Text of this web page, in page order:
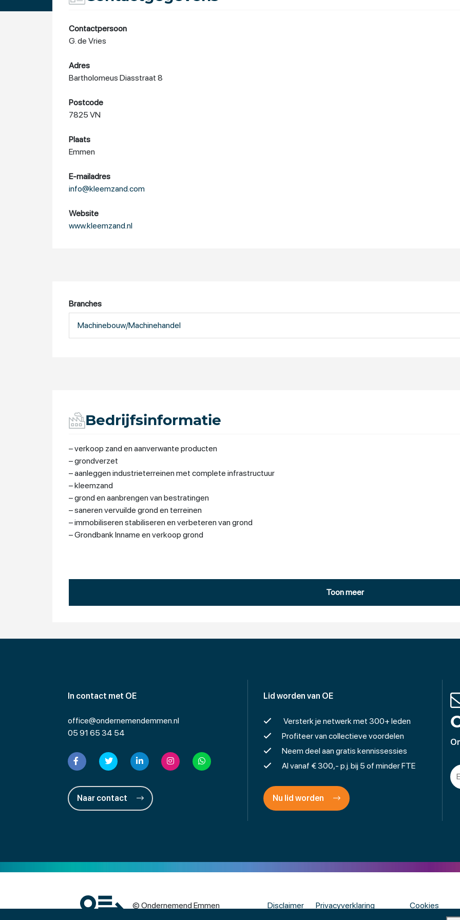
Contactpersoon
G. de Vries
Adres
Bartholomeus Diasstraat 8
Postcode
7825 VN
Plaats
Emmen
E-mailadres
info@kleemzand.com
Website
www.kleemzand.nl
Branches
Machinebouw/Machinehandel
Bedrijfsinformatie
– verkoop zand en aanverwante producten
– grondverzet
– aanleggen industrieterreinen met complete infrastructuur
– kleemzand
– grond en aanbrengen van bestratingen
– saneren vervuilde grond en terreinen
– immobiliseren stabiliseren en verbeteren van grond
– Grondbank Inname en verkoop grond
Toon meer
In contact met OE
office@ondernemendemmen.nl
05 91 65 34 54
Naar contact
Lid worden van OE
Versterk je netwerk met 300+ leden
Profiteer van collectieve voordelen
Neem deel aan gratis kennissessies
Al vanaf € 300,- p.j. bij 5 of minder FTE
Nu lid worden
© Ondernemend Emmen Disclaimer Privacyverklaring Cookies